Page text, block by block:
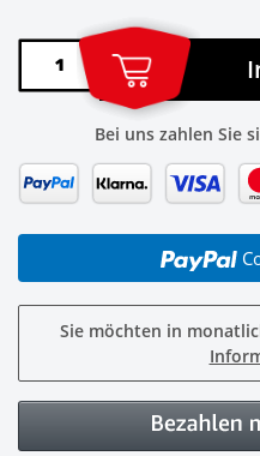
Bei uns zahlen Sie
Sie möchten in